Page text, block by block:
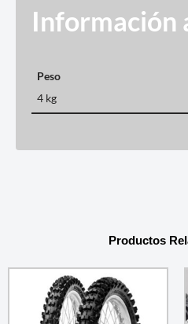
Información
Peso
4 kg
Productos